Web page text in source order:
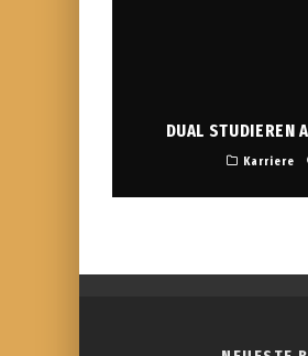
DUAL STUDIEREN
Karriere